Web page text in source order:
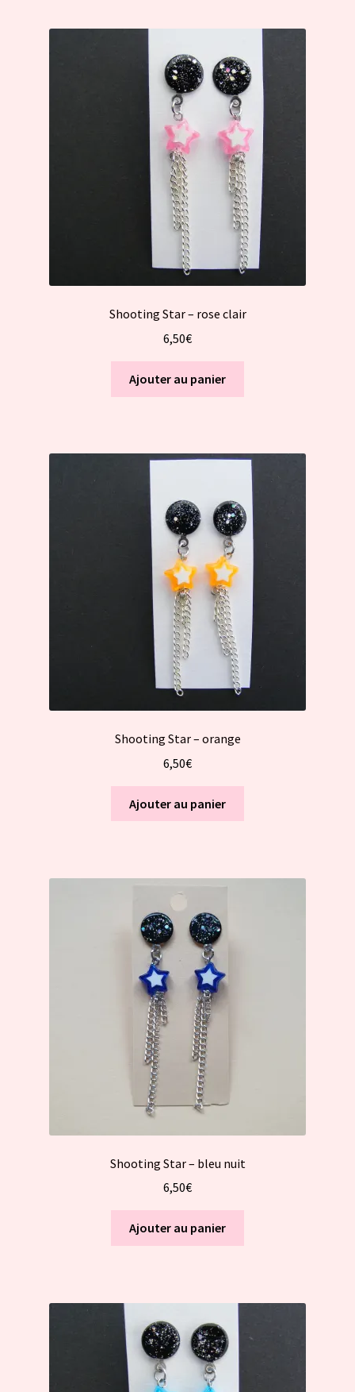
Shooting Star – rose clair
6,50€
Ajouter au panier
Shooting Star – orange
6,50€
Ajouter au panier
Shooting Star – bleu nuit
6,50€
Ajouter au panier